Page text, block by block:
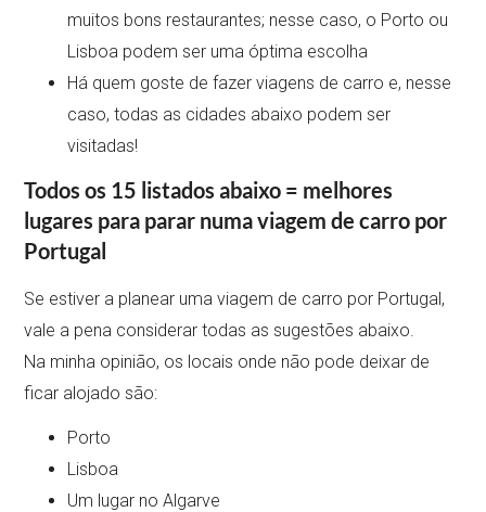
muitos bons restaurantes; nesse caso, o Porto ou
Lisboa podem ser uma óptima escolha
Há quem goste de fazer viagens de carro e, nesse
caso, todas as cidades abaixo podem ser
visitadas!
Todos os 15 listados abaixo = melhores
lugares para parar numa viagem de carro por
Portugal
Se estiver a planear uma viagem de carro por Portugal,
vale a pena considerar todas as sugestões abaixo.
Na minha opinião, os locais onde não pode deixar de
ficar alojado são:
Porto
Lisboa
Um lugar no Algarve